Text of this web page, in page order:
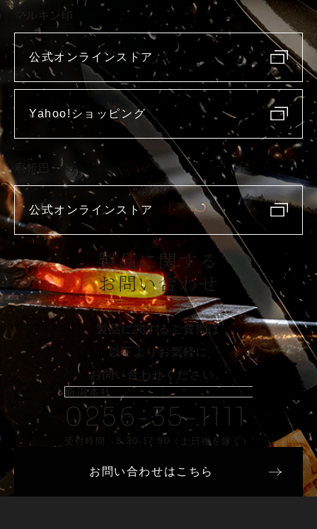
マルキン印
公式オンラインストア
Yahoo!ショッピング
庖斬巴
公式オンラインストア
製品に関する
お問い合わせ
製品に関するご質問は
以下よりお気軽に
お問い合わせください。
新潟本社
0256-35-1111
受付時間 8:30-17:30（土日祝を除く）
お問い合わせはこちら